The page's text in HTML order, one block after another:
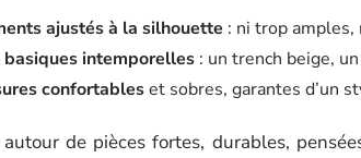
ajustés à la silhouette : ni trop
basiques intemporelles : un trench beige,
confortableset sobres, garantes d’un
autour de pièces fortes, durables,